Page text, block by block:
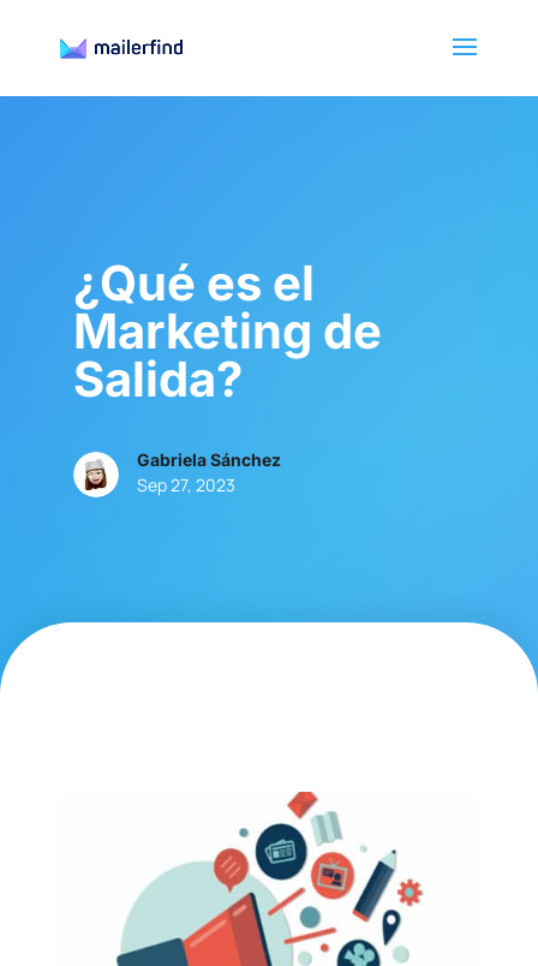
¿Qué es el
Marketing de
Salida?
Gabriela Sánchez
Sep 27, 2023